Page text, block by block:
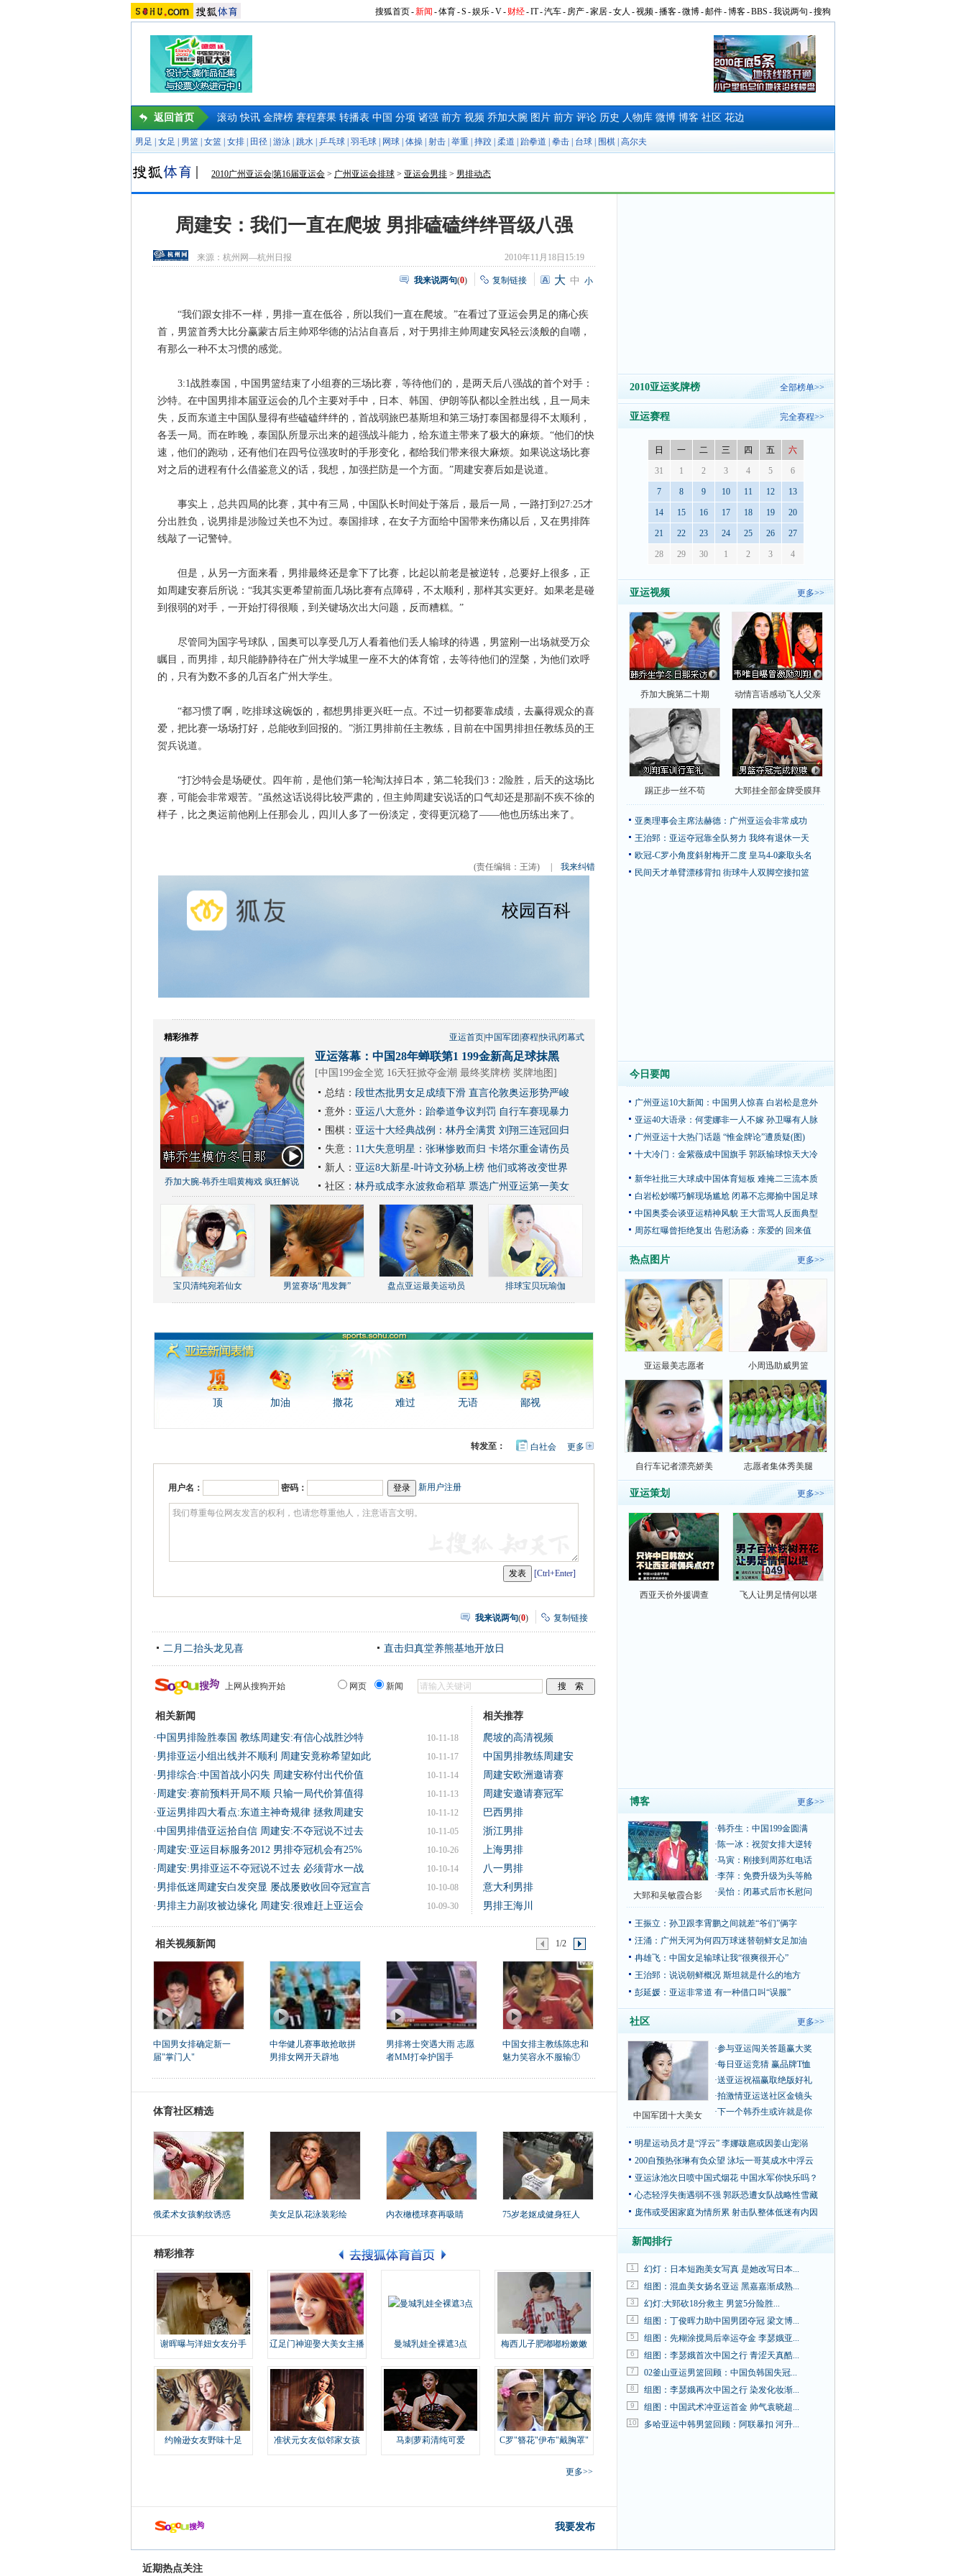
搜狐首页-新闻 -体育-S -娱乐-V- 财经-IT-汽车- 房产-家居-女人 -视频-播客-微博-邮件-博客-BBS -我说两句 -搜狗
返回首页 滚动 快讯 金牌榜 赛程赛果 转播表 中国 分项 诸强 前方 视频 乔加大腕 图片 前方 评论 历史 人物库 微博 博客 社区 花边
男足 女足 男篮 女篮 女排 田径 游泳 跳水 乒乓球 羽毛球 网球 体操 射击 举重 摔跤 柔道 跆拳道 拳击 台球 围棋 高尔夫
2010广州亚运会|第16届亚运会 > 广州亚运会排球 > 亚运会男排 > 男排动态
周建安：我们一直在爬坡 男排磕磕绊绊晋级八强
来源： 杭州网—杭州日报 2010年11月18日15:19
我来说两句(0) 复制链接 大 中 小
“我们跟女排不一样，男排一直在低谷，所以我们一直在爬坡。”在看过了亚运会男足的痛心疾
首，男篮首秀大比分赢蒙古后主帅邓华德的沾沾自喜后，对于男排主帅周建安风轻云淡般的自嘲，
有那么一种不太习惯的感觉。
3:1战胜泰国，中国男篮结束了小组赛的三场比赛，等待他们的，是两天后八强战的首个对手：
沙特。在中国男排本届亚运会的几个主要对手中，日本、韩国、伊朗等队都以全胜出线，且一局未
失，反而东道主中国队显得有些磕磕绊绊的，首战弱旅巴基斯坦和第三场打泰国都显得不太顺利，
各丢一局。而在昨晚，泰国队所显示出来的超强战斗能力，给东道主带来了极大的麻烦。“他们的快
速，他们的跑动，还有他们在四号位强攻时的手形变化，都给我们带来很大麻烦。如果说这场比赛
对之后的进程有什么借鉴意义的话，我想，加强拦防是一个方面。”周建安赛后如是说道。
事实上，总共四局的比赛，其中有三局，中国队长时间处于落后，最后一局，一路打到27:25才
分出胜负，说男排是涉险过关也不为过。泰国排球，在女子方面给中国带来伤痛以后，又在男排阵
线敲了一记警钟。
但是，从另一方面来看，男排最终还是拿下了比赛，比起以前老是被逆转，总要好上很多，正
如周建安赛后所说：“我其实更希望前面几场比赛有点障碍，不太顺利，那样其实更好。如果老是碰
到很弱的对手，一开始打得很顺，到关键场次出大问题，反而糟糕。”
尽管同为国字号球队，国奥可以享受几万人看着他们丢人输球的待遇，男篮刚一出场就受万众
瞩目，而男排，却只能静静待在广州大学城里一座不大的体育馆，去等待他们的涅槃，为他们欢呼
的，只有为数不多的几百名广州大学生。
“都习惯了啊，吃排球这碗饭的，都想男排更兴旺一点。不过一切都要靠成绩，去赢得观众的喜
爱，把比赛一场场打好，总能收到回报的。”浙江男排前任主教练，目前在中国男排担任教练员的王
贺兵说道。
“打沙特会是场硬仗。四年前，是他们第一轮淘汰掉日本，第二轮我们3：2险胜，后天的这场比
赛，可能会非常艰苦。”虽然这话说得比较严肃的，但主帅周建安说话的口气却还是那副不疾不徐的
样子，比之奥运前他刚上任那会儿，四川人多了一份淡定，变得更沉稳了——他也历练出来了。
(责任编辑：王涛) 我来纠错
精彩推荐 亚运首页|中国军团 赛程|快讯|闭幕式
乔加大腕-韩乔生唱黄梅戏 疯狂解说
亚运落幕：中国28年蝉联第1 199金新高足球抹黑
[中国199金全览 16天狂掀夺金潮 最终奖牌榜 奖牌地图 ]
总结： 段世杰批男女足成绩下滑 直言伦敦奥运形势严峻
意外： 亚运八大意外：跆拳道争议判罚 自行车赛现暴力
围棋： 亚运十大经典战例：林丹全满贯 刘翔三连冠回归
失意： 11大失意明星：张琳惨败而归 卡塔尔重金请伤员
新人： 亚运8大新星-叶诗文孙杨上榜 他们或将改变世界
社区： 林丹或成李永波救命稻草 票选广州亚运第一美女
宝贝清纯宛若仙女 男篮赛场“甩发舞” 盘点亚运最美运动员 排球宝贝玩瑜伽
顶 加油 撒花 难过 无语 鄙视
更多开
转发至： 白社会
用户名： 密码： 新用户注册
[Ctrl+Enter]
我来说两句(0) 复制链接
二月二抬头龙见喜 直击归真堂养熊基地开放日
上网从搜狗开始 网页 新闻
相关新闻
10-11-18
·中国男排险胜泰国 教练周建安:有信心战胜沙特
10-11-17
· 男排亚运小组出线并不顺利 周建安竟称希望如此
10-11-14
· 男排综合:中国首战小闪失 周建安称付出代价值
10-11-13
· 周建安:赛前预料开局不顺 只输一局代价算值得
10-11-12
· 亚运男排四大看点:东道主神奇规律 拯救周建安
10-11-05
·中国男排借亚运拾自信 周建安:不夺冠说不过去
10-10-26
· 周建安:亚运目标服务2012 男排夺冠机会有25%
10-10-14
· 周建安:男排亚运不夺冠说不过去 必须背水一战
10-10-08
· 男排低迷周建安白发突显 屡战屡败收回夺冠宣言
10-09-30
· 男排主力副攻被边缘化 周建安:很难赶上亚运会
相关推荐
爬坡的高清视频
中国男排教练周建安
周建安欧洲邀请赛
周建安邀请赛冠军
巴西男排
浙江男排
上海男排
八一男排
意大利男排
男排王海川
相关视频新闻 1/2
中国男女排确定新一
届"掌门人"
中华健儿赛事敢抢敢拼
男排女网开天辟地
男排将士突遇大雨 志愿
者MM打伞护国手
中国女排主教练陈忠和
魅力笑容永不服输①
体育社区精选
俄柔术女孩豹纹诱惑 美女足队花泳装彩绘 内衣橄榄球赛再吸睛 75岁老妪成健身狂人
精彩推荐
谢晖曝与洋妞女友分手 辽足门神迎娶大美女主播 曼城乳娃全裸遮3点 梅西儿子肥嘟嘟粉嫩嫩
约翰逊女友野味十足 准状元女友似邻家女孩 马刺萝莉清纯可爱 C罗"簪花"伊布"戴胸罩"
更多>>
我要发布
2010亚运奖牌榜 全部榜单>>
亚运赛程 完全赛程>>
日 一 二 三 四 五 六
31 1 2 3 4 5 6
7 8 9 10 11 12 13
14 15 16 17 18 19 20
21 22 23 24 25 26 27
28 29 30 1 2 3 4
亚运视频 更多>>
乔加大腕第二十期 动情言语感动飞人父亲
踢正步一丝不苟 大郅挂全部金牌受膜拜
亚奥理事会主席法赫德：广州亚运会非常成功
王治郅：亚运夺冠靠全队努力 我终有退休一天
欧冠-C罗小角度斜射梅开二度 皇马4-0豪取头名
民间天才单臂漂移背扣 街球牛人双脚空接扣篮
今日要闻
广州亚运10大新闻：中国男人惊喜 白岩松是意外
亚运40大语录：何雯娜非一人不嫁 孙卫曝有人脉
广州亚运十大热门话题 “惟金牌论”遭质疑(图)
十大冷门：金紫薇成中国旗手 郭跃输球惊天大冷
新华社批三大球成中国体育短板 难掩二三流本质
白岩松妙嘴巧解现场尴尬 闭幕不忘揶揄中国足球
中国奥委会谈亚运精神风貌 王大雷骂人反面典型
周苏红曝曾拒绝复出 告慰汤淼：亲爱的 回来值
热点图片 更多>>
亚运最美志愿者 小周迅助威男篮
自行车记者漂亮娇美 志愿者集体秀美腿
亚运策划 更多>>
西亚天价外援调查 飞人让男足情何以堪
博客 更多>>
大郅和吴敏霞合影
·韩乔生：中国199金圆满
·陈一冰：祝贺女排大逆转
·马寅：刚接到周苏红电话
·李萍：免费升级为头等舱
·吴怡：闭幕式后市长慰问
王振立：孙卫跟李霄鹏之间就差“爷们”俩字
汪涌：广州天河为何四万球迷替朝鲜女足加油
冉雄飞：中国女足输球让我“很爽很开心”
王治郅：说说朝鲜概况 斯坦就是什么的地方
彭延媛：亚运非常道 有一种借口叫“误服”
社区 更多>>
中国军团十大美女
·参与亚运闯关答题赢大奖
·每日亚运竞猜 赢品牌T恤
·送亚运祝福赢取绝版好礼
·拍激情亚运送社区金镜头
·下一个韩乔生或许就是你
明星运动员才是“浮云” 李娜跋扈或因姜山宠溺
200自预热张琳有负众望 泳坛一哥莫成水中浮云
亚运泳池次日喷中国式烟花 中国水军你快乐吗？
心态轻浮失衡遇弱不强 郭跃恐遭女队战略性雪藏
庞伟或受困家庭为情所累 射击队整体低迷有内因
新闻排行
1 幻灯：日本短跑美女写真 是她改写日本...
2 组图：混血美女扬名亚运 黑嘉嘉渐成熟...
3 幻灯:大郅砍18分救主 男篮5分险胜...
4 组图：丁俊晖力助中国男团夺冠 梁文博...
5 组图：先糊涂搅局后幸运夺金 李瑟娥亚...
6 组图：李瑟娥首次中国之行 青涩天真酷...
7 02釜山亚运男篮回顾：中国负韩国失冠...
8 组图：李瑟娥再次中国之行 染发化妆渐...
9 组图：中国武术冲亚运首金 帅气袁晓超...
10 多哈亚运中韩男篮回顾：阿联暴扣 河升...
近期热点关注